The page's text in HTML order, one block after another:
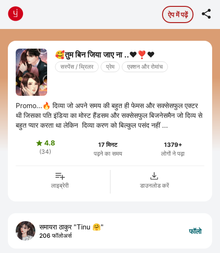
ऐप में पढ़ें 
🥰तुम बिन जिया जाए ना ..❤️❣️❤️
सस्पेंस / थ्रिलर प्रेम एक्शन और रोमांच
Promo...🔥 दिव्या जो अपने समय की बहुत ही फेमस और सक्सेसफुल एक्टर
थी जिसका पति इंडिया का मोस्ट हैंडसम और सक्सेसफुल बिजनेसमैन जो दिव्य से
बहुत प्यार करता था लेकिन दिव्या करण को बिल्कुल पसंद नहीं ...
4.8
(34)
17 मिनट
पढ़ने का समय
1379+
लोगों ने पढ़ा
लाइब्रेरी डाउनलोड करें
समायरा ठाकुर "Tinu 🤗"
206 फॉलोअर्स
फॉलो